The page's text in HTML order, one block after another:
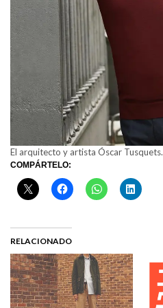
El arquitecto y artista Óscar Tusquets.
COMPÁRTELO:
RELACIONADO